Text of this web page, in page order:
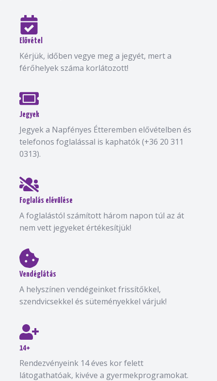
Elővétel
Kérjük, időben vegye meg a jegyét, mert a
férőhelyek száma korlátozott!
Jegyek
Jegyek a Napfényes Étteremben elővételben és
telefonos foglalással is kaphatók (+36 20 311
0313).
Foglalás elévülése
A foglalástól számított három napon túl az át
nem vett jegyeket értékesítjük!
Vendéglátás
A helyszínen vendégeinket frissítőkkel,
szendvicsekkel és süteményekkel várjuk!
14+
Rendezvényeink 14 éves kor felett
látogathatóak, kivéve a gyermekprogramokat.